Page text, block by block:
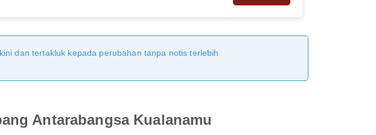
dan tertakluk kepada perubahan tanpa notis terlebih
Antarabangsa Kualanamu